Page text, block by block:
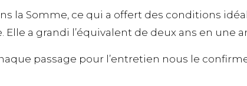
la Somme, ce qui a offert des conditions
a grandi l’équivalent de deux ans en une
passage pour l’entretien nous le